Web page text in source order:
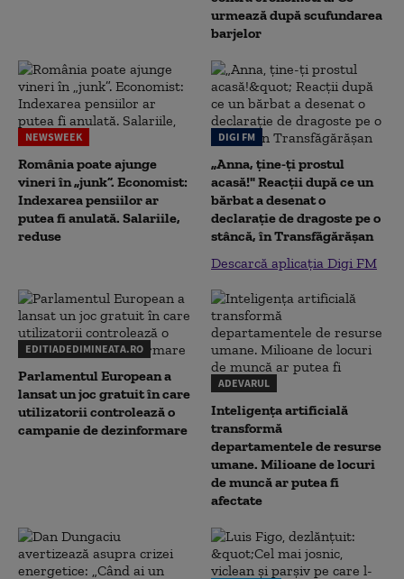
urmează după scufundarea
barjelor
NEWSWEEK
România poate ajunge
vineri în „junk”. Economist:
Indexarea pensiilor ar
putea fi anulată. Salariile,
reduse
DIGI FM
„Anna, ţine-ţi prostul
acasă!" Reacţii după ce un
bărbat a desenat o
declaraţie de dragoste pe o
stâncă, în Transfăgărăşan
Descarcă aplicația Digi FM
EDITIADEDIMINEATA.RO
Parlamentul European a
lansat un joc gratuit în care
utilizatorii controlează o
campanie de dezinformare
ADEVARUL
Inteligența artificială
transformă
departamentele de resurse
umane. Milioane de locuri
de muncă ar putea fi
afectate